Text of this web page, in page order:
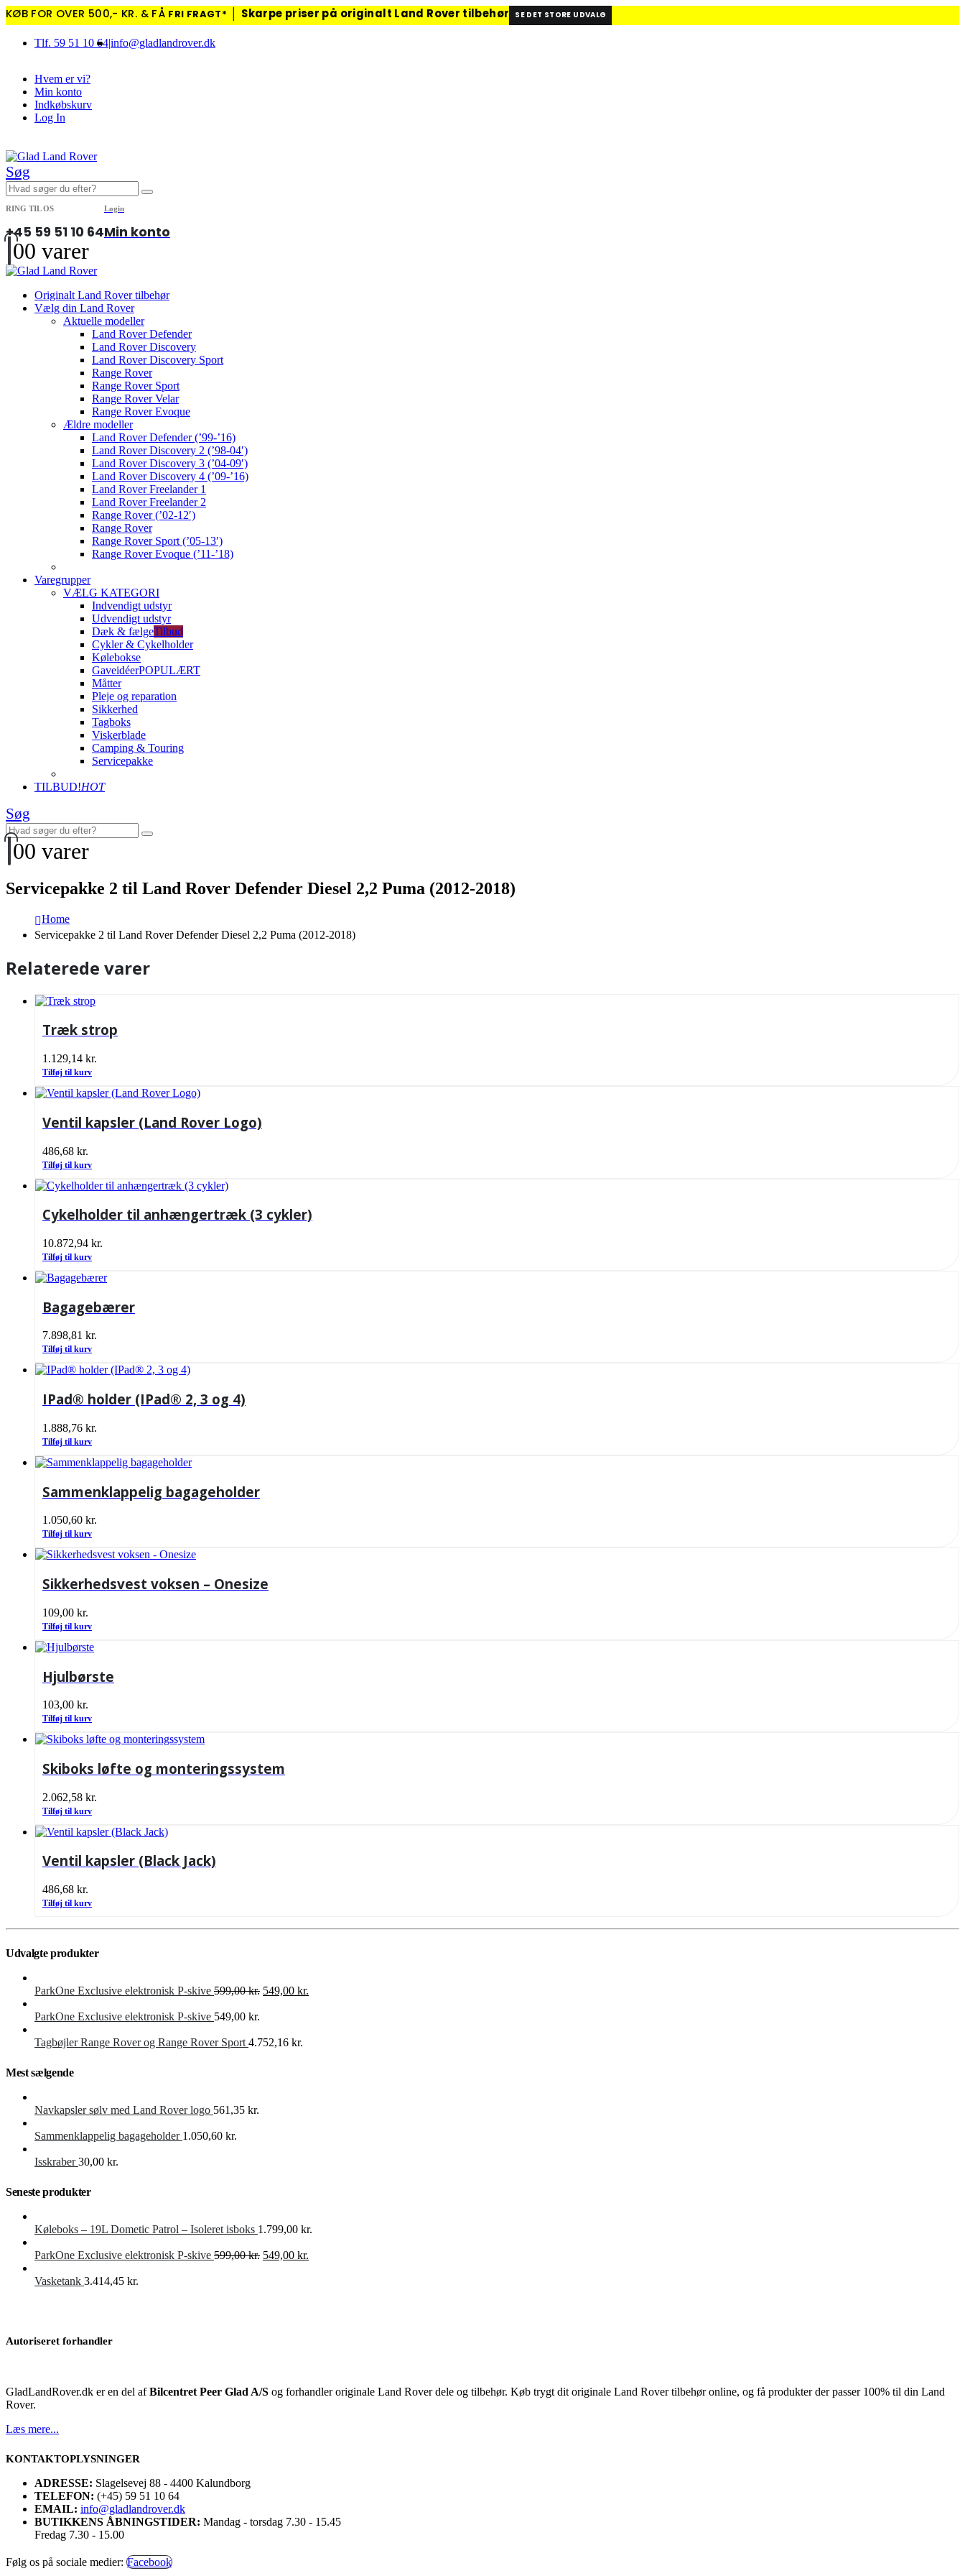
KØB FOR OVER 500,- KR. & FÅ FRI FRAGT* Skarpe priser på originalt Land Rover tilbehør SE DET STORE UDVALG
Tlf. 59 51 10 64|info@gladlandrover.dk
Hvem er vi?
Min konto
Indkøbskurv
Log In
Søg
RING TIL OS
+45 59 51 10 64
Login
Min konto
00 varer
Originalt Land Rover tilbehør
Vælg din Land Rover
Aktuelle modeller
Land Rover Defender
Land Rover Discovery
Land Rover Discovery Sport
Range Rover
Range Rover Sport
Range Rover Velar
Range Rover Evoque
Ældre modeller
Land Rover Defender (’99-’16)
Land Rover Discovery 2 (’98-04′)
Land Rover Discovery 3 (’04-09′)
Land Rover Discovery 4 (’09-’16)
Land Rover Freelander 1
Land Rover Freelander 2
Range Rover (’02-12′)
Range Rover
Range Rover Sport (’05-13′)
Range Rover Evoque (’11-’18)
Varegrupper
VÆLG KATEGORI
Indvendigt udstyr
Udvendigt udstyr
Dæk & fælgeTilbud
Cykler & Cykelholder
Kølebokse
GaveidéerPOPULÆRT
Måtter
Pleje og reparation
Sikkerhed
Tagboks
Viskerblade
Camping & Touring
Servicepakke
TILBUD!HOT
Søg
00 varer
Servicepakke 2 til Land Rover Defender Diesel 2,2 Puma (2012-2018)
Home
Servicepakke 2 til Land Rover Defender Diesel 2,2 Puma (2012-2018)
Relaterede varer
Træk strop
1.129,14 kr.
Tilføj til kurv
Ventil kapsler (Land Rover Logo)
486,68 kr.
Tilføj til kurv
Cykelholder til anhængertræk (3 cykler)
10.872,94 kr.
Tilføj til kurv
Bagagebærer
7.898,81 kr.
Tilføj til kurv
IPad® holder (IPad® 2, 3 og 4)
1.888,76 kr.
Tilføj til kurv
Sammenklappelig bagageholder
1.050,60 kr.
Tilføj til kurv
Sikkerhedsvest voksen – Onesize
109,00 kr.
Tilføj til kurv
Hjulbørste
103,00 kr.
Tilføj til kurv
Skiboks løfte og monteringssystem
2.062,58 kr.
Tilføj til kurv
Ventil kapsler (Black Jack)
486,68 kr.
Tilføj til kurv
Udvalgte produkter
ParkOne Exclusive elektronisk P-skive 599,00kr. Den
599,00 kr..
549,00 kr.
ParkOne Exclusive elektronisk P-skive 549,00 kr.
Tagbøjler Range Rover og Range Rover Sport 4.752,16 kr.
Mest sælgende
Navkapsler sølv med Land Rover logo 561,35 kr.
Sammenklappelig bagageholder 1.050,60 kr.
Isskraber 30,00 kr.
Seneste produkter
Køleboks – 19L Dometic Patrol – Isoleret isboks 1.799,00 kr.
ParkOne Exclusive elektronisk P-skive 599,00kr. Den
549,00 kr.
Vasketank 3.414,45 kr.
Autoriseret forhandler
GladLandRover.dk er en del afBilcentret Peer Glad A/S og forhandler originale Land Rover dele og tilbehør. Køb trygt dit originale Land Rover tilbehør online, og få produkter der passer 100% til din Land
Rover.
Læs mere...
KONTAKTOPLYSNINGER
ADRESSE: Slagelsevej 88 - 4400 Kalundborg
TELEFON: (+45) 59 51 10 64
EMAIL: info@gladlandrover.dk
BUTIKKENS ÅBNINGSTIDER: Mandag - torsdag 7.30 - 15.45
Fredag 7.30 - 15.00
Følg os på sociale medier: Facebook